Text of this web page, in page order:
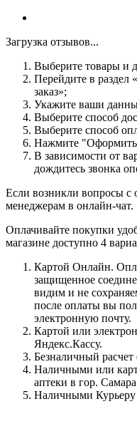
Загрузка отзывов...
Выберите товары и
Перейдите в
заказ»;
Укажите ваши
Выберите способ
Выберите способ
Нажмите "Оформить
В зависимости от
дождитесь звонка
Если возникли вопросы с
менеджерам в онлайн-чат.
Оплачивайте покупки
магазине доступно 4
Картой Онлайн.
защищенное
видим и не
после оплаты вы
электронную почту.
Картой или
Яндекс.Кассу.
Безналичный
Наличными или
аптеки в гор.
Наличными Курьеру